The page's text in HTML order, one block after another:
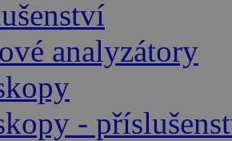
analyzátory
-